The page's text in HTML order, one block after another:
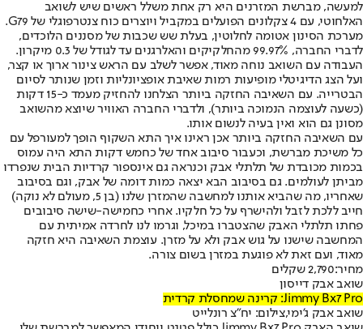
למעשה, מברשת המזרנים היא רק אחת משלל ראשים שיש לשואב
האלחוטי, עם 4 צקלונים הפועלים במקביל ויוצרים כוח צנטרפוגלי של G79.
מערכת הסינון אטומה לחלוטין, בעלת שש שכבות של מסננים הלוכדים,
לדברי החברה, 99.97% מהחלקיקים והאלרגנים עד לגודל של 0.3 מיקרון.
העבודה עם השואב נוחה מאוד, אפשר לשלב עם הראש צינור ארוך או קצר,
ועל הצג הדיגיטלי מופיעות רמות שאיבת אופציונליות וזמן שנותר לסיום
הבטרייה. עם השאיבה החזקה ביותר הצלחנו להחזיק מעמד כ-15 דקות
(כשעה לעוצמה הנמוכה ביותר), ולדברי החברה האוויר שיוצא מהשואב
מסונן גם הוא ואין בעיה לנשום אותו.
עם השאיבה החזקה ביותר אכן ראינו איך התא השקוף הופך למעורפל עם
כל משיכת מברשת, וכעבור סיבוב אחד של כחמש דקות התא היה עמוס
בכמות מכובדת של תלתלי אבק וכנראה גם אינספור קרדיות הבית שנפרדו
מביתן לעולמים. גם בסיבוב הבא יצאה כמות דומה של אבק, וגם בסיבוב
שאחריו, מה שהביא אותנו למחשבה שהמזרן שלנו (בן 5, מעולם לא נוקה)
חייב ללכת לזבל ולהישרף על כל חלקיו. אחרי כחמישה-שישה סיבובים
פחתו תלתלי האבק שהצטברו במיכל, וגרמו לנו לחרדה אמיתית עם
המחשבה שישנו על גוש אבק ולא על מזרן. עוצמת השאיבה היא חזקה
מאוד, ועם זאת לא פוגעת במזרן בשום צורה.
מחיר:2,790 שקלים
שואב אבק דייסון
Jimmy Bx7 Pro: קרינה שמחסלת קרדית
שואב אבק ג'ימי,צילום: יח"צ רונלייט